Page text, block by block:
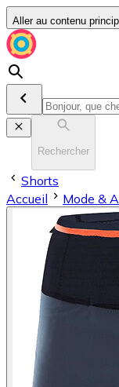
Aller au contenu
Rechercher
Shorts
Accueil
Mode &